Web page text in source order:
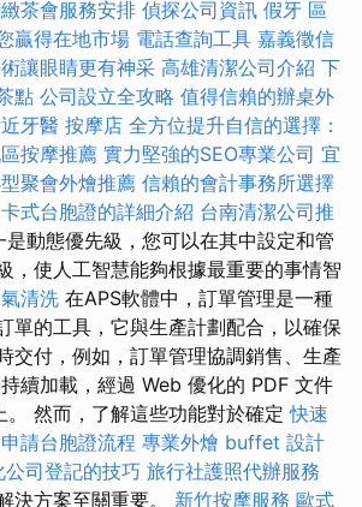
茶會服務安排 偵探公司資訊 假牙 區
贏得在地市場 電話查詢工具 嘉義徵信
讓眼睛更有神采 高雄清潔公司介紹 下
點 公司設立全攻略 值得信賴的辦桌外
牙醫 按摩店 全方位提升自信的選擇：
按摩推薦 實力堅強的SEO專業公司 宜
聚會外燴推薦 信賴的會計事務所選擇
卡式台胞證的詳細介紹 台南清潔公司推
是動態優先級，您可以在其中設定和管
，使人工智慧能夠根據最重要的事情智
清洗 在APS軟體中，訂單管理是一種
單的工具，它與生產計劃配合，以確保
交付，例如，訂單管理協調銷售、生產
續加載，經過 Web 優化的 PDF 文件
。 然而，了解這些功能對於確定快速
請台胞證流程 專業外燴 buffet 設計
公司登記的技巧 旅行社護照代辦服務
決方案至關重要。 新竹按摩服務 歐式